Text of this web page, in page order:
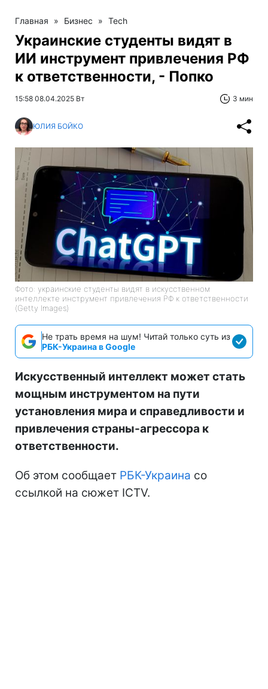
Главная » Бизнес » Tech
Украинские студенты видят в
ИИ инструмент привлечения РФ
к ответственности, - Попко
15:58 08.04.2025 Вт 3 мин
ЮЛИЯ БОЙКО
Фото: украинские студенты видят в искусственном
интеллекте инструмент привлечения РФ к ответственности
(Getty Images)
Не трать время на шум! Читай только суть из
РБК-Украина в Google
Искусственный интеллект может стать
мощным инструментом на пути
установления мира и справедливости и
привлечения страны-агрессора к
ответственности.
Об этом сообщает РБК-Украина со
ссылкой на сюжет ICTV.